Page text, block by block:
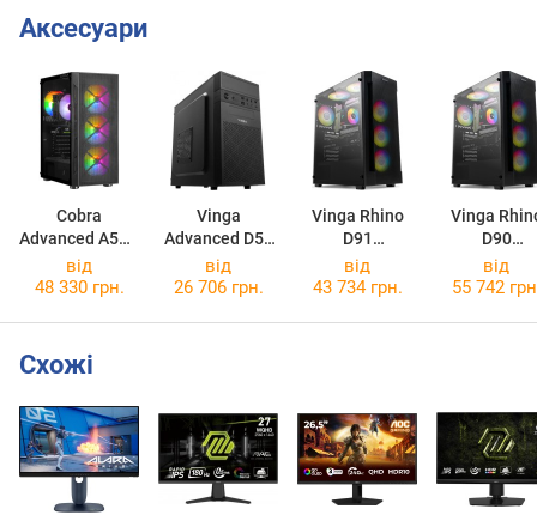
Аксесуари
Cobra
Advanced A56X
A56X.16.H1S2.55.20440
Vinga
Advanced D57
Advanced D5765
Vinga Rhino
D91
Rhino D9100
Vinga
D90
Rhino
від
48 330 грн.
від
26 706 грн.
від
43 734 грн.
від
55 742
Схожі